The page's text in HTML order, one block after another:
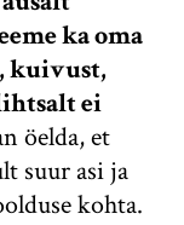
ka oma
kuivust,
ei
öelda, et
suur asi ja
kohta.